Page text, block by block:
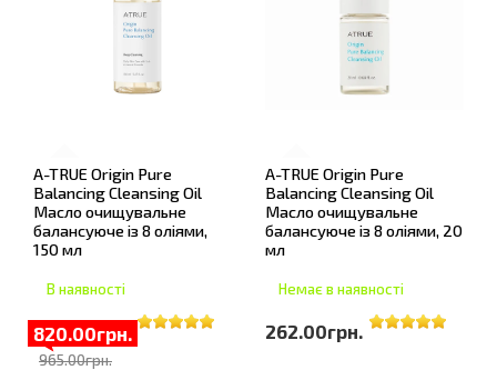
A-TRUE Origin Pure
Balancing Cleansing Oil
Масло очищувальне
балансуюче із 8 оліями,
150 мл
В наявності
820.00грн.
965.00грн.
A-TRUE Origin Pure
Balancing Cleansing Oil
Масло очищувальне
балансуюче із 8 оліями, 20
мл
Немає в наявності
262.00грн.